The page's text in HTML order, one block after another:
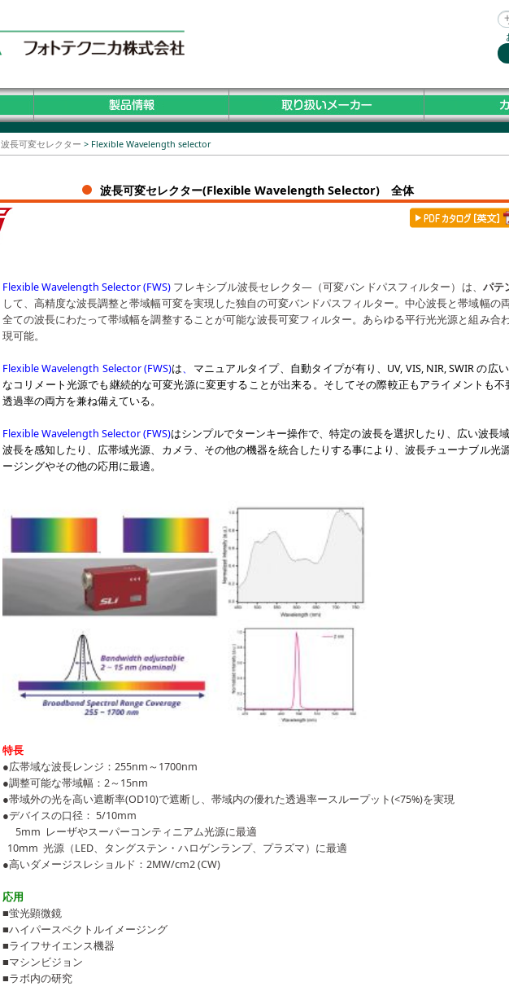
波長可変セレクター > Flexible Wavelength selector
波長可変セレクター(Flexible Wavelength Selector) 全体
Flexible Wavelength Selector(FWS) フレキシブル波長セレクタ―（可変バンドパスフィルター）は、 パテ
して、高精度な波長調整と帯域幅可変を実現した独自の可変バンドパスフィルター。中心波長と帯域幅の
全ての波長にわたって帯域幅を調整することが可能な波長可変フィルター。あらゆる平行光光源と組み合
現可能。
Flexible Wavelength Selector (FWS)は、 マニュアルタイプ、自動タイプが有り、UV, VIS, NIR, SWIR の広
なコリメート光源でも継続的な可変光源に変更することが出来る。そしてその際較正もアライメントも
透過率の両方を兼ね備えている。
Flexible Wavelength Selector(FWS)はシンプルでターンキー操作で、特定の波長を選択したり、広い波長
波長を感知したり、広帯域光源、カメラ、その他の機器を統合したりする事により、波長チューナブル光
ージングやその他の応用に最適。
特長
●広帯域な波長レンジ：255nm～1700nm
●調整可能な帯域幅：2～15nm
●帯域外の光を高い遮断率(OD10)で遮断し、帯域内の優れた透過率ースループット(<75%)を実現
●デバイスの口径： 5/10mm
5mm レーザやスーパーコンティニアム光源に最適
10mm 光源（LED、タングステン・ハロゲンランプ、プラズマ）に最適
●高いダメージスレショルド：2MW/cm2 (CW)
応用
■蛍光顕微鏡
■ハイパースペクトルイメージング
■ライフサイエンス機器
■マシンビジョン
■ラボ内の研究